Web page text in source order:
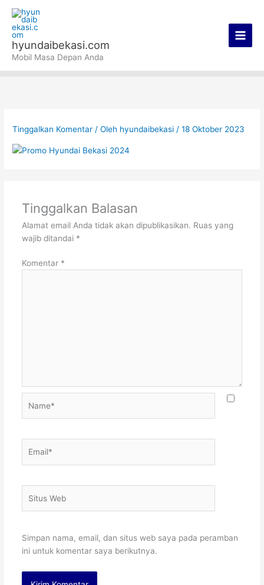
konten
hyundaibekasi.com
Mobil Masa Depan Anda
Tinggalkan Komentar / Oleh hyundaibekasi/18 Oktober 2023
Tinggalkan Balasan
Alamat email Anda tidak akan dipublikasikan. Ruas yang
wajib ditandai *
Komentar *
Web
Simpan nama, email, dan situs web saya pada peramban
ini untuk komentar saya berikutnya.